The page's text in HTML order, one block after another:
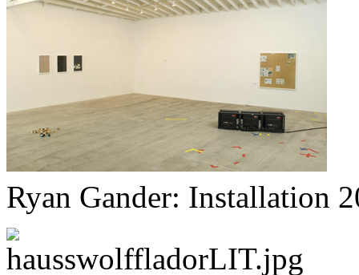
Ryan Gander: Installation